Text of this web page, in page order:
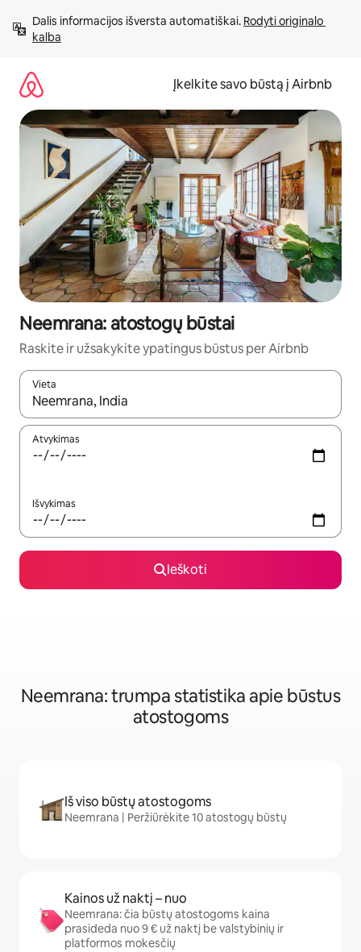
prie
turinio
Dalis informacijos išversta automatiškai. Rodyti originalo
kalba
Įkelkite savo būstą į Airbnb
Neemrana: atostogų būstai
Raskite ir užsakykite ypatingus būstus per Airbnb
Vieta
Kai pasirodys paieškos rezultatai, juos naršyti galite
Atvykimas
Išvykimas
Ieškoti
Neemrana: trumpa statistika apie būstus
atostogoms
Iš viso būstų atostogoms
Neemrana | Peržiūrėkite 10 atostogų būstų
Kainos už naktį – nuo
Neemrana: čia būstų atostogoms kaina
prasideda nuo 9 € už naktį be valstybinių ir
platformos mokesčių